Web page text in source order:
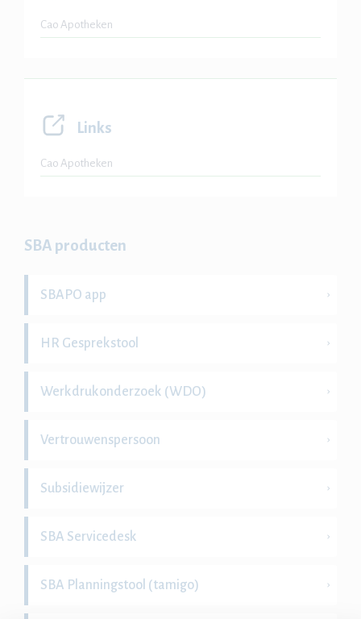
Cao Apotheken
Links
Cao Apotheken
SBA producten
SBAPO app
HR Gesprekstool
Werkdrukonderzoek (WDO)
Vertrouwenspersoon
Subsidiewijzer
SBA Servicedesk
SBA Planningstool (tamigo)